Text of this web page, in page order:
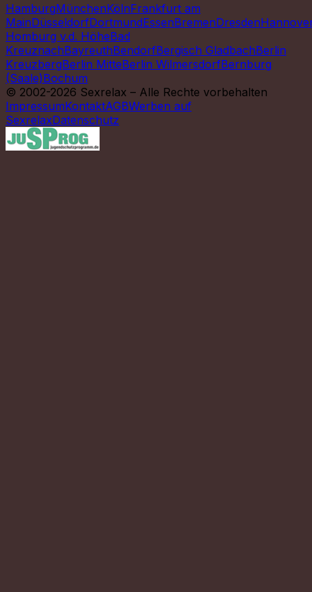
HamburgMünchenKölnFrankfurt am
MainDüsseldorfDortmundEssenBremenDresden
Homburg v.d. HöheBad
KreuznachBayreuthBendorfBergisch GladbachBerlin
KreuzbergBerlin MitteBerlin WilmersdorfBernburg
(Saale)Bochum
© 2002-2026 Sexrelax – Alle Rechte vorbehalten
ImpressumKontaktAGBWerben auf
SexrelaxDatenschutz